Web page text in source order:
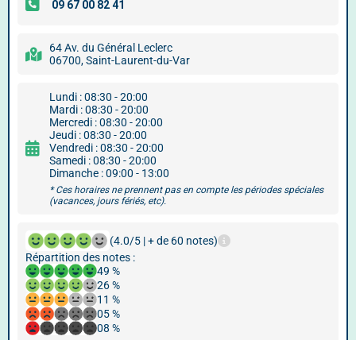
64 Av. du Général Leclerc
06700, Saint-Laurent-du-Var
Lundi : 08:30 - 20:00
Mardi : 08:30 - 20:00
Mercredi : 08:30 - 20:00
Jeudi : 08:30 - 20:00
Vendredi : 08:30 - 20:00
Samedi : 08:30 - 20:00
Dimanche : 09:00 - 13:00
* Ces horaires ne prennent pas en compte les périodes spéciales
(vacances, jours fériés, etc).
(4.0/5 | + de 60 notes)
Répartition des notes :
49 %
26 %
11 %
05 %
08 %